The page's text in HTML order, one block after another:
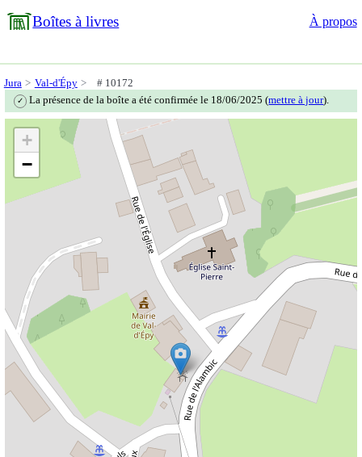
Boîtes à livres À propos
Jura Val-d'Épy # 10172
✓ La présence de la boîte a été confirmée le 18/06/2025 (mettre à jour).
+
−